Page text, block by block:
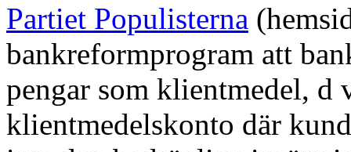
Partiet Populisterna
bankreformprogram att
pengar som klientmedel, d
klientmedelskonto där